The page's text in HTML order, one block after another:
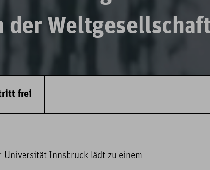
der
frei
Universität Innsbruck lädt zu einem